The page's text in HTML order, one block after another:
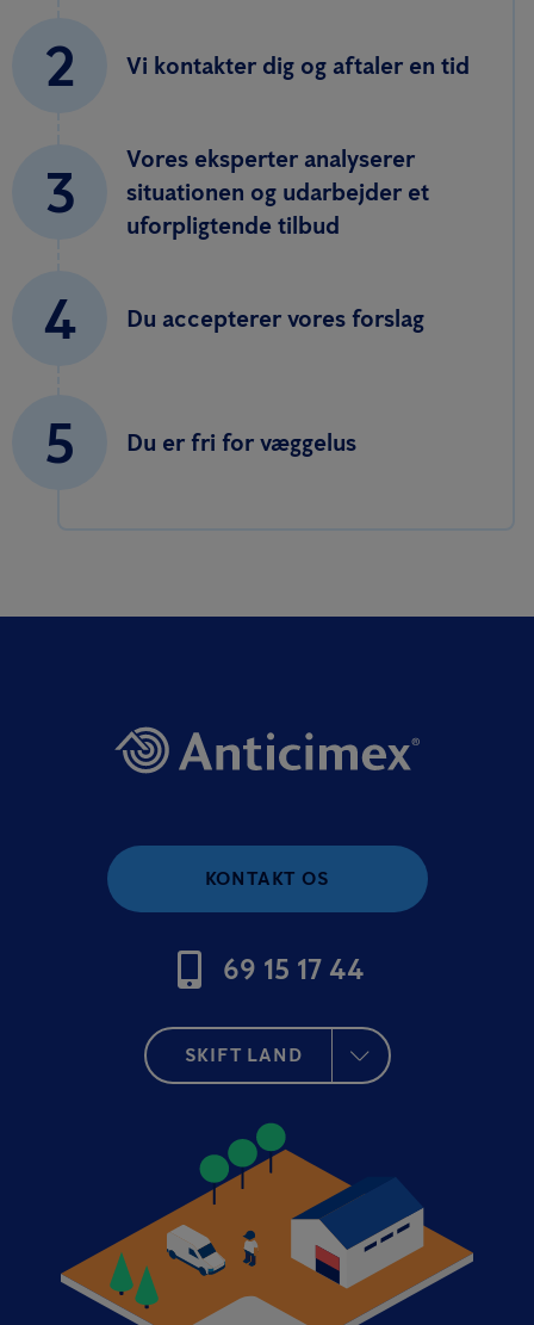
2 Vi kontakter dig og aftaler en tid
3
Vores eksperter analyserer
situationen og udarbejder et
uforpligtende tilbud
4 Du accepterer vores forslag
5 Du er fri for væggelus
KONTAKT OS
69 15 17 44
SKIFT LAND